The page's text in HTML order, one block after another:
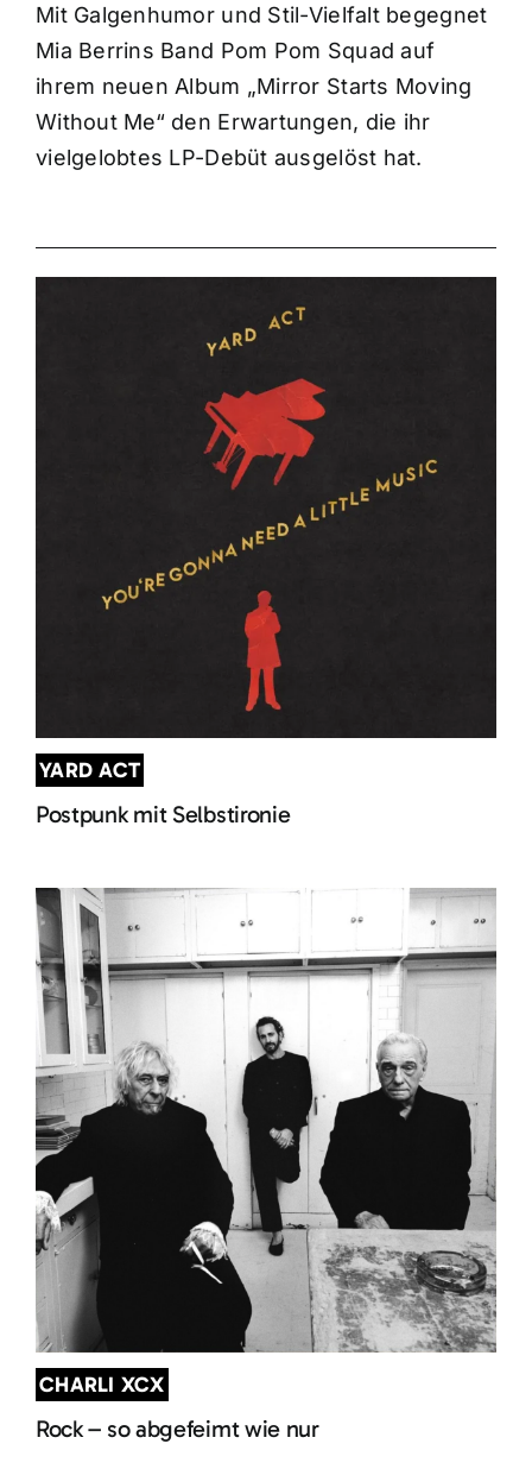
Mit Galgenhumor und Stil-Vielfalt begegnet
Mia Berrins Band Pom Pom Squad auf
ihrem neuen Album „Mirror Starts Moving
Without Me“ den Erwartungen, die ihr
vielgelobtes LP-Debüt ausgelöst hat.
YARD ACT
Postpunk mit Selbstironie
CHARLI XCX
Rock – so abgefeimt wie nur